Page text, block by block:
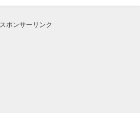
スポンサーリンク